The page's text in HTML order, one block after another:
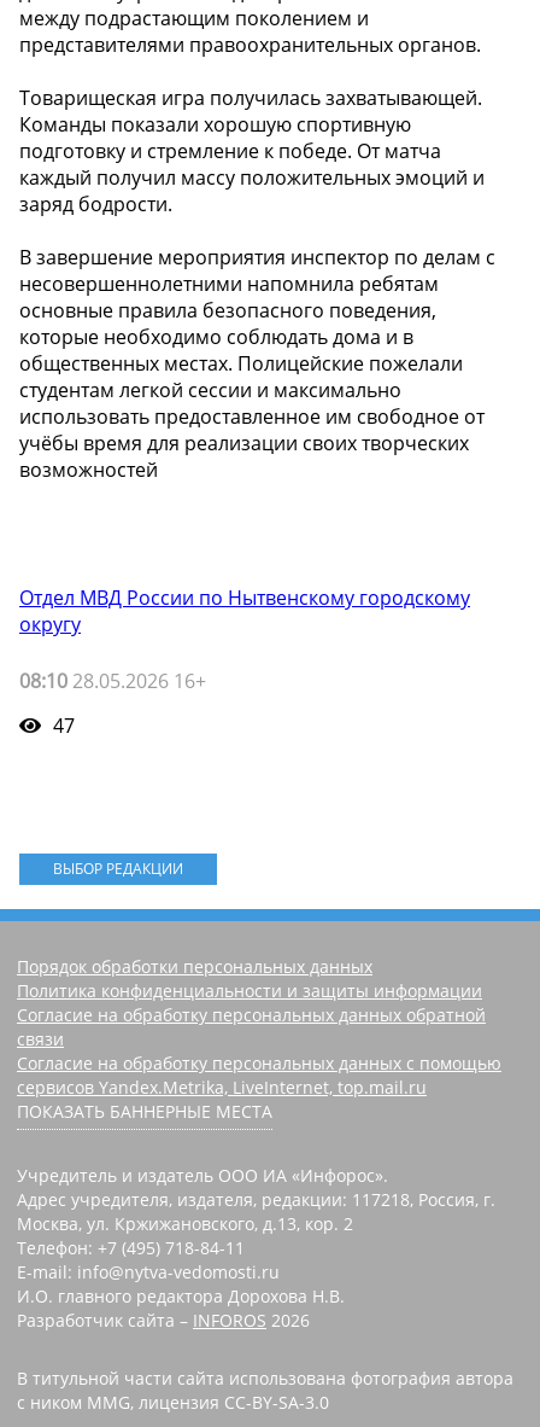
между подрастающим поколением и
представителями правоохранительных органов.
Товарищеская игра получилась захватывающей.
Команды показали хорошую спортивную
подготовку и стремление к победе. От матча
каждый получил массу положительных эмоций и
заряд бодрости.
В завершение мероприятия инспектор по делам с
несовершеннолетними напомнила ребятам
основные правила безопасного поведения,
которые необходимо соблюдать дома и в
общественных местах. Полицейские пожелали
студентам легкой сессии и максимально
использовать предоставленное им свободное от
учёбы время для реализации своих творческих
возможностей
Отдел МВД России по Нытвенскому городскому
округу
08:10 28.05.2026 16+
47
ВЫБОР РЕДАКЦИИ
Порядок обработки персональных данных
Политика конфиденциальности и защиты информации
Согласие на обработку персональных данных обратной
связи
Согласие на обработку персональных данных с помощью
сервисов Yandex.Metrika, LiveInternet, top.mail.ru
ПОКАЗАТЬ БАННЕРНЫЕ МЕСТА
Учредитель и издатель ООО ИА «Инфорос».
Адрес учредителя, издателя, редакции: 117218, Россия, г.
Москва, ул. Кржижановского, д.13, кор. 2
Телефон: +7 (495) 718-84-11
E-mail: info@nytva-vedomosti.ru
И.О. главного редактора Дорохова Н.В.
Разработчик сайта – INFOROS 2026
В титульной части сайта использована фотография автора
с ником MMG, лицензия CC-BY-SA-3.0